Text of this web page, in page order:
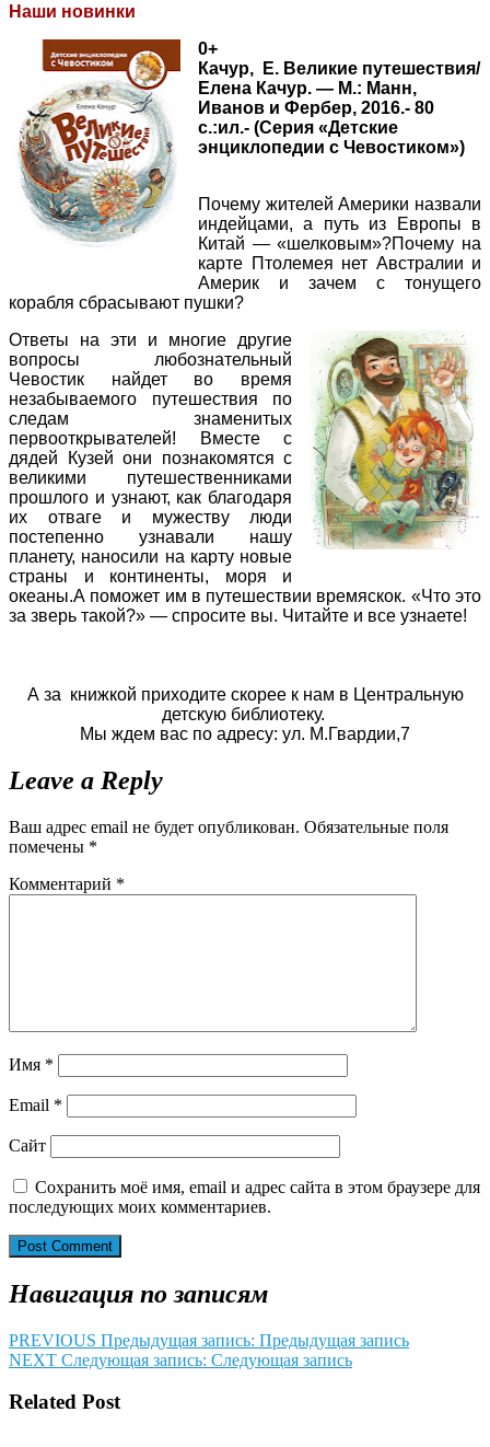
Наши новинки
0+
Качур,
Е. Великие путешествия/
Елена Качур. — М.: Манн,
Иванов и Фербер, 2016.- 80
с.:ил.- (Серия «Детские
энциклопедии с Чевостиком»)
Почему жителей Америки назвали
индейцами, а путь из Европы в
Китай — «шелковым»?Почему на
карте Птолемея нет Австралии и
Америк и зачем с тонущего
корабля сбрасывают пушки?
Ответы на эти и многие другие
вопросы любознательный
Чевостик найдет во время
незабываемого путешествия по
следам знаменитых
первооткрывателей! Вместе с
дядей Кузей они познакомятся с
великими путешественниками
прошлого и узнают, как благодаря
их отваге и мужеству люди
постепенно узнавали нашу
планету, наносили на карту новые
страны и континенты, моря и
океаны.А поможет им в путешествии времяскок. «Что это
за зверь такой?» — спросите вы. Читайте и все узнаете!
А за книжкой приходите скорее к нам в Центральную
детскую библиотеку.
Мы ждем вас по адресу: ул. М.Гвардии,7
Leave a Reply
Ваш адрес email не будет опубликован. Обязательные поля
помечены *
Комментарий *
Имя *
Email *
Сайт
Сохранить моё имя, email и адрес сайта в этом браузере для
последующих моих комментариев.
Навигация по записям
PREVIOUS Предыдущая запись: Предыдущая запись
NEXT Следующая запись: Следующая запись
Related Post